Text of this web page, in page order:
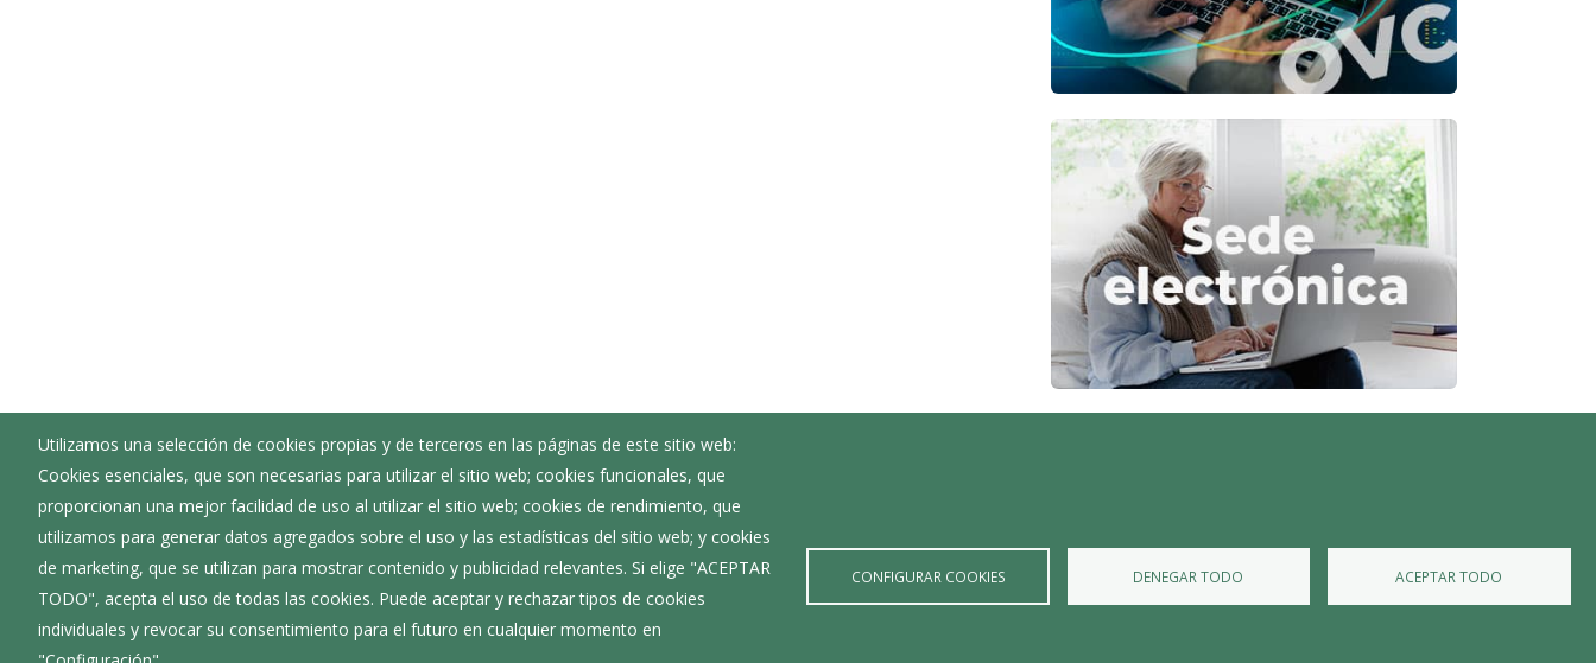
Utilizamos una selección de cookies propias y de terceros en las páginas de este sitio web:
Cookies esenciales, que son necesarias para utilizar el sitio web; cookies funcionales, que
proporcionan una mejor facilidad de uso al utilizar el sitio web; cookies de rendimiento, que
utilizamos para generar datos agregados sobre el uso y las estadísticas del sitio web; y cookies
de marketing, que se utilizan para mostrar contenido y publicidad relevantes. Si elige "ACEPTAR
TODO", acepta el uso de todas las cookies. Puede aceptar y rechazar tipos de cookies
individuales y revocar su consentimiento para el futuro en cualquier momento en
CONFIGURAR COOKIES DENEGAR TODO ACEPTAR TODO
Ayuntamiento de Adrada de Haza
: Plaza Mayor - 1 - 09462
: 947531009
: adradadehaza@diputaciondeburgos.net
Corporación Municipal
Teléfonos de interés